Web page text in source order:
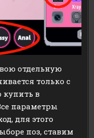
отдельную
только с
в
параметры
для этого
поз, ставим